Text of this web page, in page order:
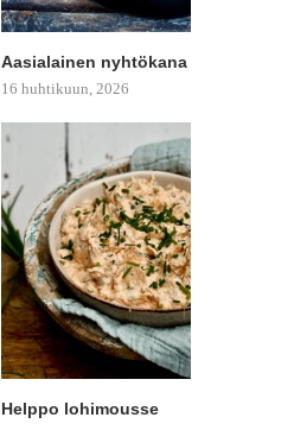
Aasialainen nyhtökana
16 huhtikuun, 2026
Helppo lohimousse